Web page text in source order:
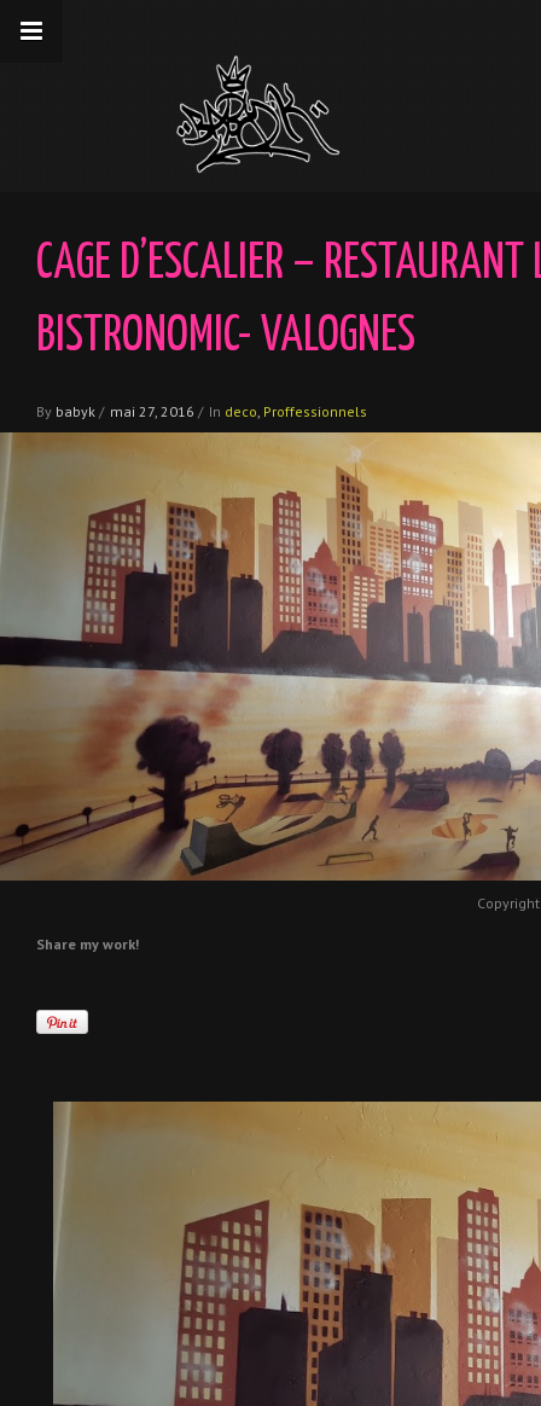
__gaTracker('send','pageview');
CAGE D’ESCALIER – RESTAURANT
BISTRONOMIC- VALOGNES
By babyk / mai 27, 2016 / In deco Proffessionnels
Share my work!